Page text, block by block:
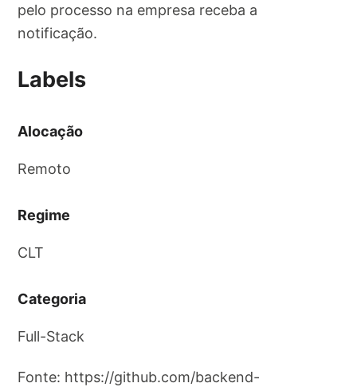
pelo processo na empresa receba a
notificação.
Labels
Alocação
Remoto
Regime
CLT
Categoria
Full-Stack
Fonte: https://github.com/backend-